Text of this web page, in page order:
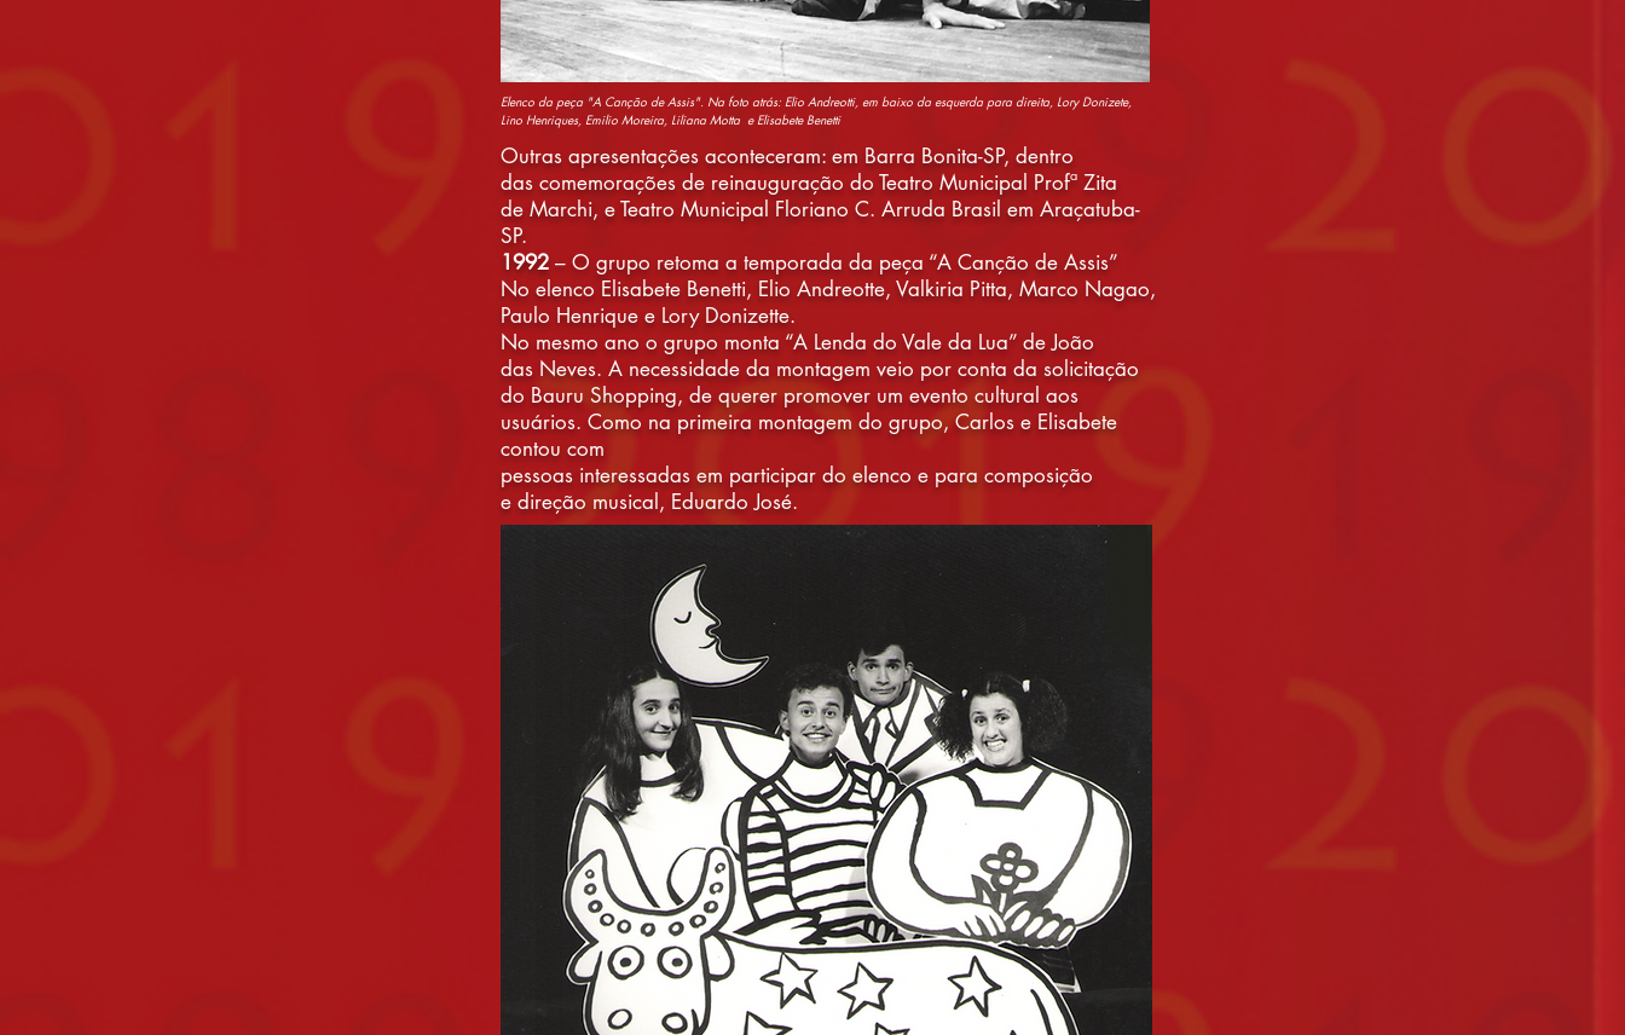
Elenco da peça "A Canção de Assis". Na foto atrás: Elio Andreotti, em baixo da esquerda para direita, Lory Donizete,
Lino Henriques, Emilio Moreira, Liliana Motta e Elisabete Benetti
Outras apresentações aconteceram: em Barra Bonita-SP, dentro
das comemorações de reinauguração do Teatro Municipal Profª Zita
de Marchi, e Teatro Municipal Floriano C. Arruda Brasil em Araçatuba-
SP.
1992 – O grupo retoma a temporada da peça “A Canção de Assis”
No elenco Elisabete Benetti, Elio Andreotte, Valkiria Pitta, Marco Nagao,
Paulo Henrique e Lory Donizette.
No mesmo ano o grupo monta “A Lenda do Vale da Lua” de João
das Neves. A necessidade da montagem veio por conta da solicitação
do Bauru Shopping, de querer promover um evento cultural aos
usuários. Como na primeira montagem do grupo, Carlos e Elisabete
contou com
pessoas interessadas em participar do elenco e para composição
e direção musical, Eduardo José.